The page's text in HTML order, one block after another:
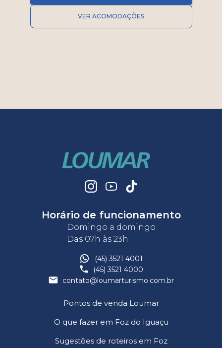
VER ACOMODAÇÕES
Horário de funcionamento
Domingo a domingo
Das 07h às 23h
(45) 3521 4001
(45) 3521 4000
contato@loumarturismo.com.br
Pontos de venda Loumar
O que fazer em Foz do Iguaçu
Sugestões de roteiros em Foz